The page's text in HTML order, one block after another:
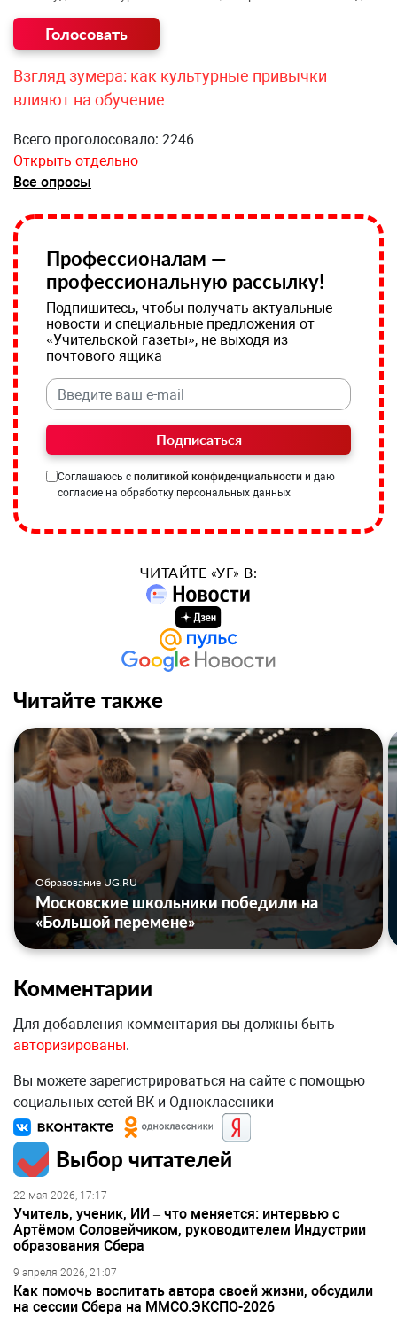
Взгляд зумера: как культурные привычки
влияют на обучение
Всего проголосовало: 2246
Открыть отдельно
Все опросы
Профессионалам —
профессиональную рассылку!
Подпишитесь, чтобы получать актуальные
новости и специальные предложения от
«Учительской газеты», не выходя из
почтового ящика
Подписаться
Соглашаюсь с политикой конфиденциальности и даю
согласие на обработку персональных данных
ЧИТАЙТЕ «УГ» В:
Читайте также
Образование UG.RU
Московские школьники победили на
«Большой перемене»
Комментарии
Для добавления комментария вы должны быть
авторизированы.
Вы можете зарегистрироваться на сайте с помощью
социальных сетей ВК и Одноклассники
Выбор читателей
22 мая 2026, 17:17
Учитель, ученик, ИИ – что меняется: интервью с
Артёмом Соловейчиком, руководителем Индустрии
образования Сбера
9 апреля 2026, 21:07
Как помочь воспитать автора своей жизни, обсудили
на сессии Сбера на ММСО.ЭКСПО-2026